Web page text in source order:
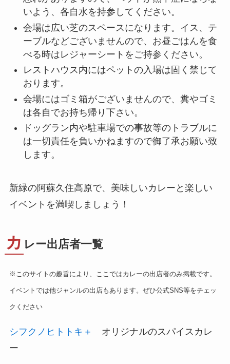
いよう、各自水を持参してください。
会場は広い芝のスペースになります。イス、テ
ーブルなどございませんので、お昼ごはんを食
べる時はレジャーシートをご持参ください。
レストハウス内にはペットの入場は固く禁じて
おります。
会場にはゴミ箱がございませんので、糞やゴミ
は各自でお持ち帰り下さい。
ドッグラン内や駐車場での事故等のトラブルに
は一切責任を負いかねますので御了承お願い致
します。
新緑の阿蘇久住高原で、美味しいカレーと楽しい
イベントを満喫しましょう！
カ レー出店者一覧
※このサイトの趣旨により、ここではカレーの出店者のみ掲載です。
イベントでは他ジャンルの出店もあります。ぜひ公式SNS等をチェッ
クください
シフクノヒトトキ＋
オリジナルのスパイスカレ
ー